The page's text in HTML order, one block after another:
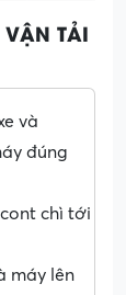
TẢI
và
đúng
chì tới
máy lên